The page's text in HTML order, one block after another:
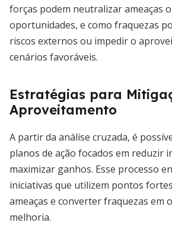
forças podem neutralizar ameaças
oportunidades, e como fraquezas
riscos externos ou impedir o
cenários favoráveis.
Estratégias para
Aproveitamento
A partir da análise cruzada, é
planos de ação focados em reduzir
maximizar ganhos. Esse processo
iniciativas que utilizem pontos
ameaças e converter fraquezas em
melhoria.